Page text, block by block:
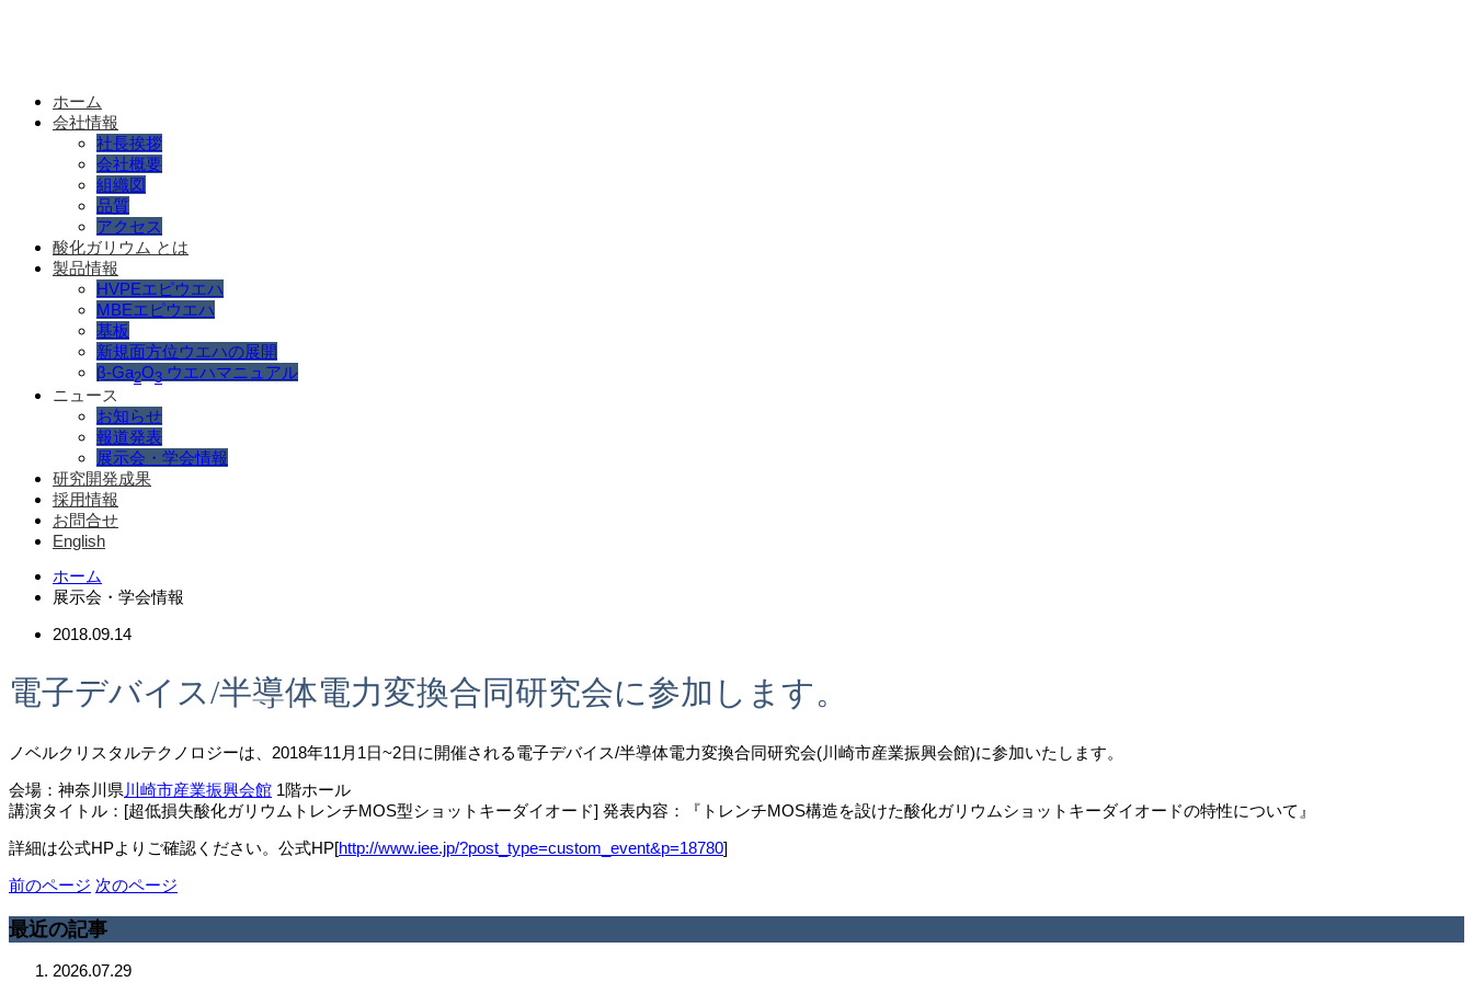
ホーム
会社情報
社長挨拶
会社概要
組織図
品質
アクセス
酸化ガリウム とは
製品情報
HVPEエピウエハ
MBEエピウエハ
基板
新規面方位ウエハの展開
β-Ga2O3 ウエハマニュアル
ニュース
お知らせ
報道発表
展示会・学会情報
研究開発成果
採用情報
お問合せ
English
ホーム
展示会・学会情報
2018.09.14
電子デバイス/半導体電力変換合同研究会に参加します。
ノベルクリスタルテクノロジーは、2018年11月1日~2日に開催される電子デバイス/半導体電力変換合同研究会(川崎市産業振興会館)に参加いたします。
会場：神奈川県 川崎市産業振興会館 1階ホール
講演タイトル：[超低損失酸化ガリウムトレンチMOS型ショットキーダイオード] 発表内容：『トレンチMOS構造を設けた酸化ガリウムショットキーダイオードの特性について』
詳細は公式HPよりご確認ください。公式HP[http://www.iee.jp/?post_type=custom_event&p=18780]
前のページ 次のページ
最近の記事
2026.07.29